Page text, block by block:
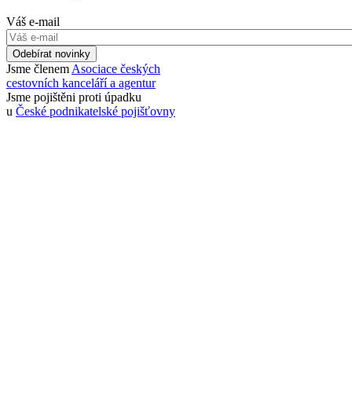
Váš e-mail
Odebírat novinky
Jsme členem Asociace českých
cestovních kanceláří a agentur
Jsme pojištěni proti úpadku
u České podnikatelské pojišťovny